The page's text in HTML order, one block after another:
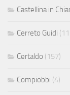
Castellina in
Cerreto Guidi
Certaldo (157)
Compiobbi (4)